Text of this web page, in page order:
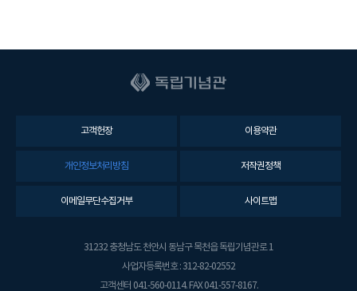
고객헌장 이용약관
개인정보처리방침 저작권정책
이메일무단수집거부 사이트맵
31232 충청남도 천안시 동남구 목천읍 독립기념관로 1
사업자등록번호 : 312-82-02552
고객센터 041-560-0114. FAX 041-557-8167.